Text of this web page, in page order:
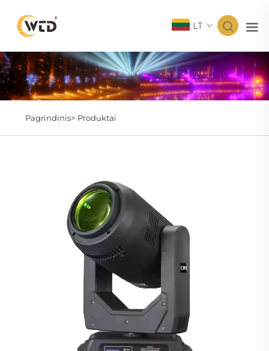
LT
Pagrindinis> Produktai